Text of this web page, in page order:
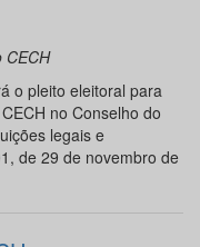
CECH
o pleito eleitoral para
no Conselho do
legais e
de 29 de novembro de